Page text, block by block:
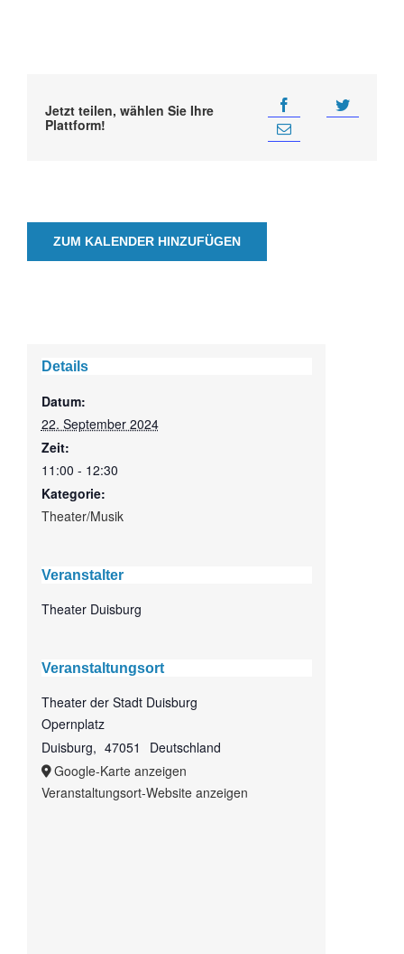
Jetzt teilen, wählen Sie Ihre
Plattform!
ZUM KALENDER HINZUFÜGEN
Details
Datum:
22. September 2024
Zeit:
11:00 - 12:30
Kategorie:
Theater/Musik
Veranstalter
Theater Duisburg
Veranstaltungsort
Theater der Stadt Duisburg
Opernplatz
Duisburg, 47051
Deutschland
Google-Karte anzeigen
Veranstaltungsort-Website anzeigen